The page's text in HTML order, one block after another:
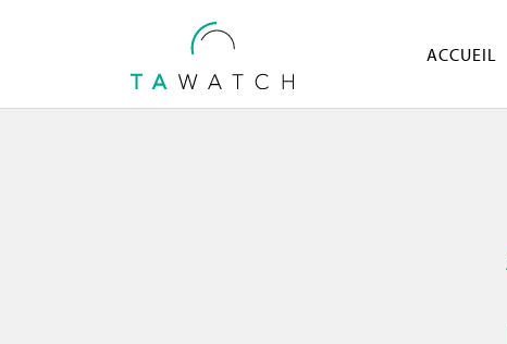
ACCUEIL